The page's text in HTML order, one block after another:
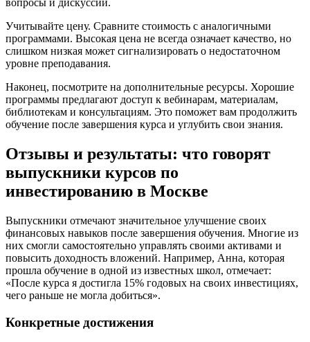
вопросы и дискуссии.
Учитывайте цену. Сравните стоимость с аналогичными
программами. Высокая цена не всегда означает качество, но
слишком низкая может сигнализировать о недостаточном
уровне преподавания.
Наконец, посмотрите на дополнительные ресурсы. Хорошие
программы предлагают доступ к вебинарам, материалам,
библиотекам и консультациям. Это поможет вам продолжить
обучение после завершения курса и углубить свои знания.
Отзывы и результаты: что говорят
выпускники курсов по
инвестированию в Москве
Выпускники отмечают значительное улучшение своих
финансовых навыков после завершения обучения. Многие из
них смогли самостоятельно управлять своими активами и
повысить доходность вложений. Например, Анна, которая
прошла обучение в одной из известных школ, отмечает:
«После курса я достигла 15% годовых на своих инвестициях,
чего раньше не могла добиться».
Конкретные достижения